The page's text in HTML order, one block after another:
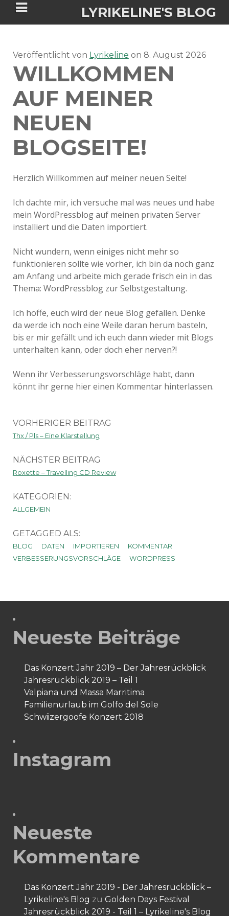
LYRIKELINE'S BLOG
Tania Morgan's Blog über alles, was
sie im Leben bewegt.
Veröffentlicht von Lyrikeline on 8. August 2026
WILLKOMMEN
AUF MEINER
NEUEN
BLOGSEITE!
Herzlich Willkommen auf meiner neuen Seite!
Ich dachte mir, ich versuche mal was neues und habe
mein WordPressblog auf meinen privaten Server
installiert und die Daten importiert.
Nicht wundern, wenn einiges nicht mehr so
funktionieren sollte wie vorher, ich bin da noch ganz
am Anfang und arbeite mich gerade frisch ein in das
Thema: WordPressblog zur Selbstgestaltung.
Ich hoffe, euch wird der neue Blog gefallen. Denke
da werde ich noch eine Weile daran herum basteln,
bis er mir gefällt und ich euch dann wieder mit Blogs
unterhalten kann, oder doch eher nerven?!
Wenn ihr Verbesserungsvorschläge habt, dann
könnt ihr gerne hier einen Kommentar hinterlassen.
VORHERIGER BEITRAG
Thx / Pls – Eine Klarstellung
NÄCHSTER BEITRAG
Roxette – Travelling CD Review
KATEGORIEN:
ALLGEMEIN
GETAGGED ALS:
BLOG DATEN IMPORTIEREN
KOMMENTAR
VERBESSERUNGSVORSCHLÄGE
WORDPRESS
Neueste Beiträge
Das Konzert Jahr 2019 – Der Jahresrückblick
Jahresrückblick 2019 – Teil 1
Valpiana und Massa Marritima
Familienurlaub im Golfo del Sole
Schwiizergoofe Konzert 2018
Instagram
Neueste
Kommentare
Das Konzert Jahr 2019 - Der Jahresrückblick –
Lyrikeline's Blog zu Golden Days Festival
Jahresrückblick 2019 - Teil 1 – Lyrikeline's Blog